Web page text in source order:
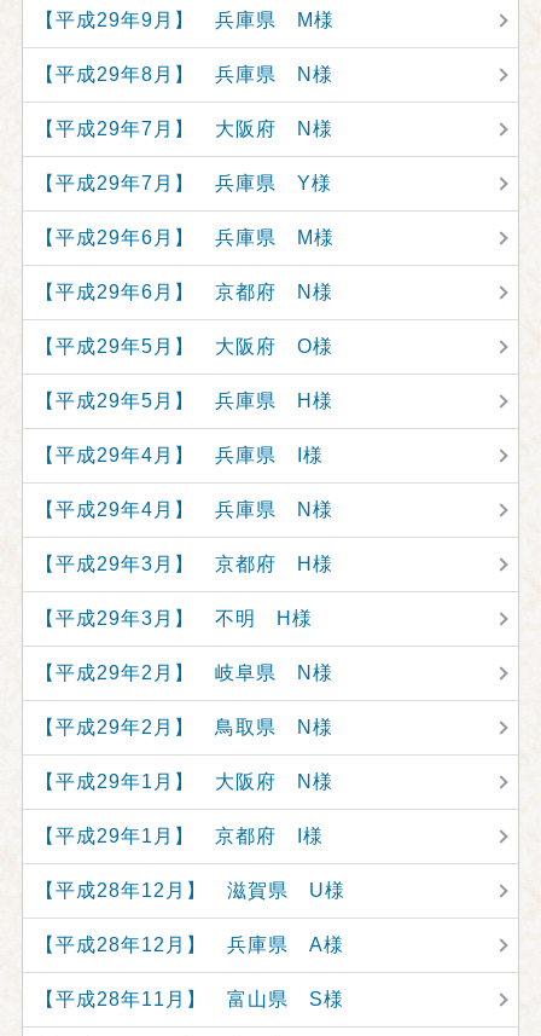
【平成29年9月】 兵庫県 M様
【平成29年8月】 兵庫県 N様
【平成29年7月】 大阪府 N様
【平成29年7月】 兵庫県 Y様
【平成29年6月】 兵庫県 M様
【平成29年6月】 京都府 N様
【平成29年5月】 大阪府 O様
【平成29年5月】 兵庫県 H様
【平成29年4月】 兵庫県 I様
【平成29年4月】 兵庫県 N様
【平成29年3月】 京都府 H様
【平成29年3月】 不明 H様
【平成29年2月】 岐阜県 N様
【平成29年2月】 鳥取県 N様
【平成29年1月】 大阪府 N様
【平成29年1月】 京都府 I様
【平成28年12月】 滋賀県 U様
【平成28年12月】 兵庫県 A様
【平成28年11月】 富山県 S様